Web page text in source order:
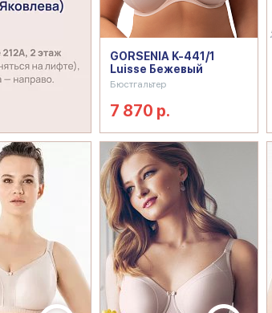
GORSENIA K-441/1
Luisse Бежевый
Бюстгальтер
7 870 р.